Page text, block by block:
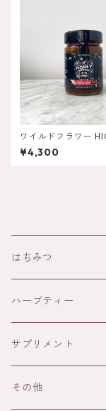
ワイルドフラワー
wer 450g
¥4,300
はちみつ
HOLISTETIQUE
HONEY IN THE
ANAYA
ハーブティー
サプリメント
その他